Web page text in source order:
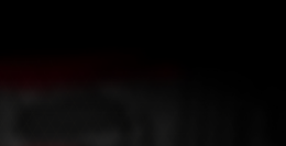
2015